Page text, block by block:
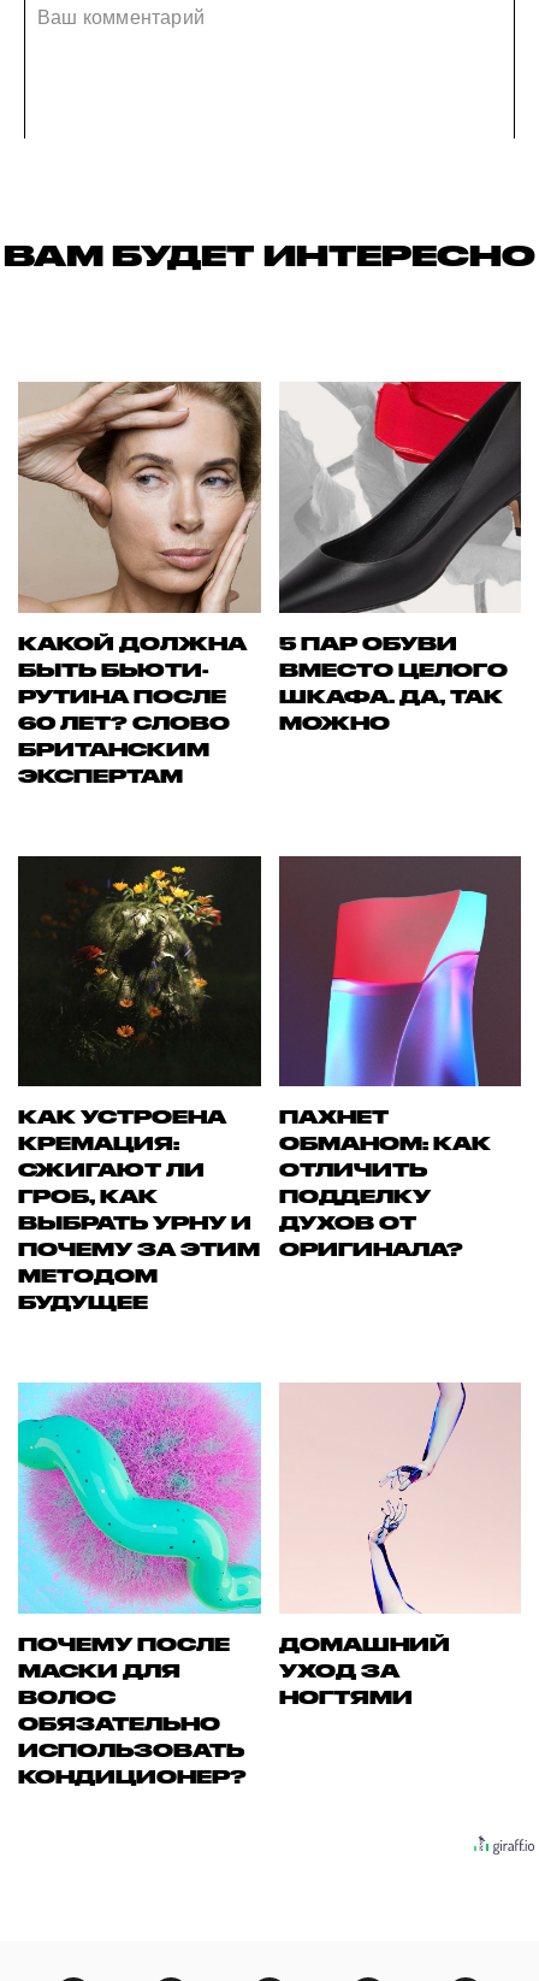
ВАМ БУДЕТ ИНТЕРЕСНО
КАКОЙ ДОЛЖНА
БЫТЬ БЬЮТИ-
РУТИНА ПОСЛЕ
60 ЛЕТ? СЛОВО
БРИТАНСКИМ
ЭКСПЕРТАМ
5 ПАР ОБУВИ
ВМЕСТО ЦЕЛОГО
ШКАФА. ДА, ТАК
МОЖНО
КАК УСТРОЕНА
КРЕМАЦИЯ:
СЖИГАЮТ ЛИ
ГРОБ, КАК
ВЫБРАТЬ УРНУ И
ПОЧЕМУ ЗА ЭТИМ
МЕТОДОМ
БУДУЩЕЕ
ПАХНЕТ
ОБМАНОМ: КАК
ОТЛИЧИТЬ
ПОДДЕЛКУ
ДУХОВ ОТ
ОРИГИНАЛА?
ПОЧЕМУ ПОСЛЕ
МАСКИ ДЛЯ
ВОЛОС
ОБЯЗАТЕЛЬНО
ИСПОЛЬЗОВАТЬ
КОНДИЦИОНЕР?
ДОМАШНИЙ
УХОД ЗА
НОГТЯМИ